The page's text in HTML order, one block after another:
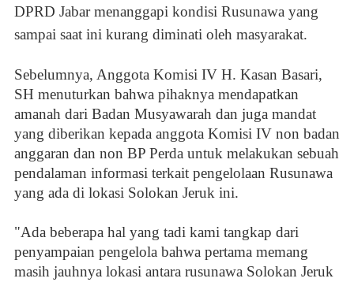
DPRD Jabar menanggapi kondisi Rusunawa yang
sampai saat ini kurang diminati oleh masyarakat.
Sebelumnya, Anggota Komisi IV H. Kasan Basari,
SH menuturkan bahwa pihaknya mendapatkan
amanah dari Badan Musyawarah dan juga mandat
yang diberikan kepada anggota Komisi IV non badan
anggaran dan non BP Perda untuk melakukan sebuah
pendalaman informasi terkait pengelolaan Rusunawa
yang ada di lokasi Solokan Jeruk ini.
"Ada beberapa hal yang tadi kami tangkap dari
penyampaian pengelola bahwa pertama memang
masih jauhnya lokasi antara rusunawa Solokan Jeruk